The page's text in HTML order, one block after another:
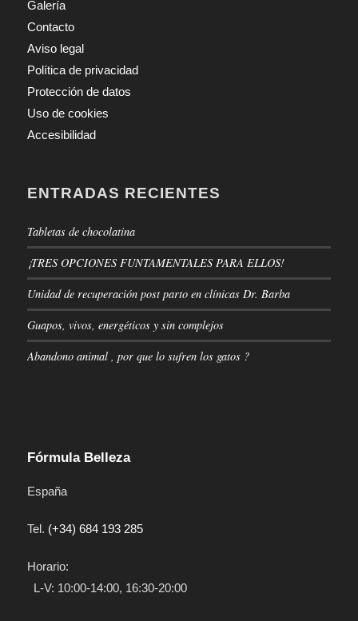
Galería
Contacto
Aviso legal
Política de privacidad
Protección de datos
Uso de cookies
Accesibilidad
ENTRADAS RECIENTES
Tabletas de chocolatina
¡TRES OPCIONES FUNTAMENTALES PARA ELLOS!
Unidad de recuperación post parto en clínicas Dr. Barba
Guapos, vivos, energéticos y sin complejos
Abandono animal , por que lo sufren los gatos ?
Fórmula Belleza
España
Tel. (+34) 684 193 285
Horario:
L-V: 10:00-14:00, 16:30-20:00